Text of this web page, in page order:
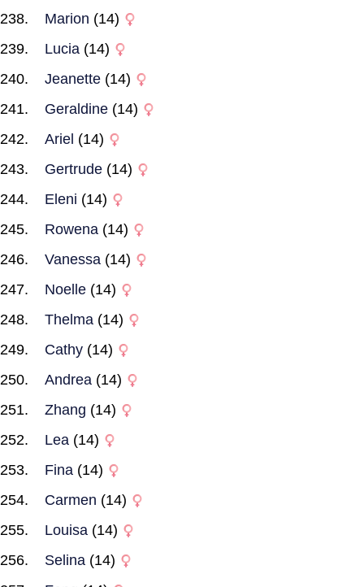
Marion (14)
Lucia (14)
Jeanette (14)
Geraldine (14)
Ariel (14)
Gertrude (14)
Eleni (14)
Rowena (14)
Vanessa (14)
Noelle (14)
Thelma (14)
Cathy (14)
Andrea (14)
Zhang (14)
Lea (14)
Fina (14)
Carmen (14)
Louisa (14)
Selina (14)